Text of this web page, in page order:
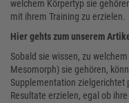
welchem Körpertyp sie
mit ihrem Training zu erzielen.
Hier gehts zum unserem
Sobald sie wissen, zu
Mesomorph) sie gehören,
Supplementation zielgerichtet
Resultate erzielen, egal ob